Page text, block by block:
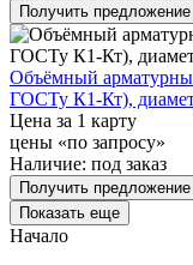
Получить предложение
Объёмный
ГОСТу К1-Кт),
Цена за 1 карту
цены «по запросу»
Наличие: под заказ
Получить предложение
Показать еще
Начало